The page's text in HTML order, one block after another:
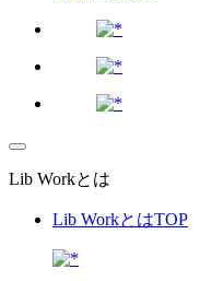
Lib Workとは
Lib WorkとはTOP